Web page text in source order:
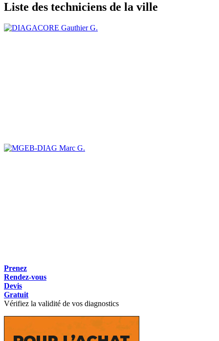
Liste des techniciens de la ville
Gauthier G.
Marc G.
Prenez
Rendez-vous
Devis
Gratuit
Vérifiez la validité de vos diagnostics